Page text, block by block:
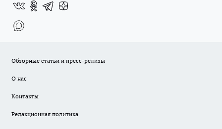
Обзорные статьи и пресс-релизы
О нас
Контакты
Редакционная политика